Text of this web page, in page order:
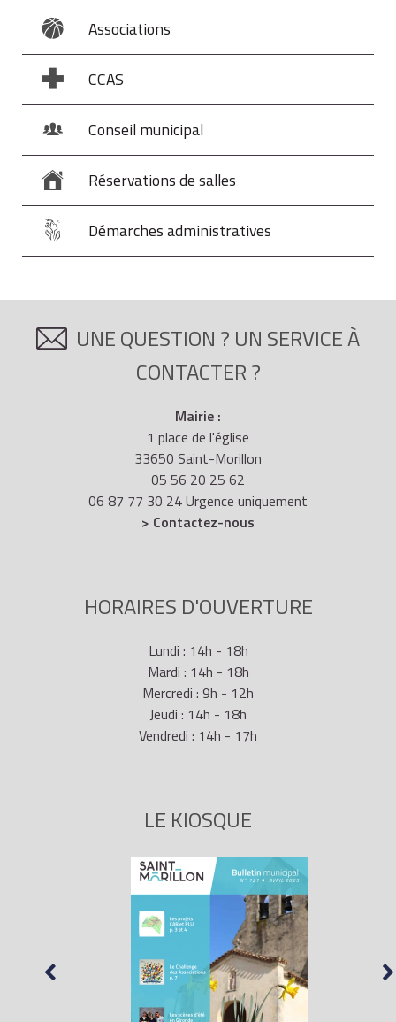
Associations
CCAS
Conseil municipal
Réservations de salles
Démarches administratives
UNE QUESTION ? UN SERVICE À
CONTACTER ?
Mairie :
1 place de l'église
33650 Saint-Morillon
05 56 20 25 62
06 87 77 30 24 Urgence uniquement
> Contactez-nous
HORAIRES D'OUVERTURE
Lundi : 14h - 18h
Mardi : 14h - 18h
Mercredi : 9h - 12h
Jeudi : 14h - 18h
Vendredi : 14h - 17h
LE KIOSQUE